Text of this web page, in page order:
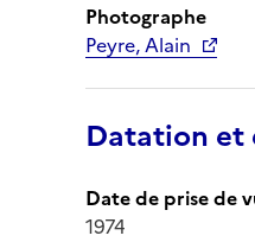
Photographe
Peyre, Alain
Datation et
Date de prise de
1974